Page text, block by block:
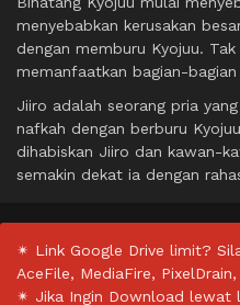
menyebabkan kerusakan
dengan memburu Kyojuu.
memanfaatkan bagian-
Jiiro adalah seorang pria
nafkah dengan berburu
dihabiskan Jiiro dan kawan-
semakin dekat ia dengan
✴ Link Google Drive limit?
AceFile, MediaFire,
✴ Jika Ingin Download lewat